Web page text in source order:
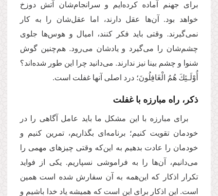
برای جهنم آماده کرده‌ایم و سرانجام‌شان آتش دوزخ
خواهد بود. آن‌ها عقل دارند، اما عقل‌شان را به کار
نمی‌گیرند. وقتی باید فکر کنند، امیال و هوس‌ها جلوی
چشم‌شان را می‌گیرد و یادشان می‌رود. هم‌چنین گوش‌
شنوا و چشم بینا نیز ندارند. می‌دانید چرا این طور شده‌اند؟
أُوْلَـئِكَ هُمُ الْغَافِلُونَ؛ درد اصلی آنها غفلت است.
ذکر، راه مبارزه با غفلت
برای مبارزه با این مشکل ما باید عامل آگاهی را در
خودمان تقویت کنیم؛ برنامه‌ای بگذاریم، تمرین کنیم و
خودمان را عادت بدهیم به این‌که وقتی چیزهای مهمی را
می‌دانیم، آن‌ها را به فراموشی نسپاریم. یکی از فواید
تکرار اذکار که این‌همه به آن سفارش شده است همین
است. این اذکار برای این است که همیشه یاد خدا باشیم و